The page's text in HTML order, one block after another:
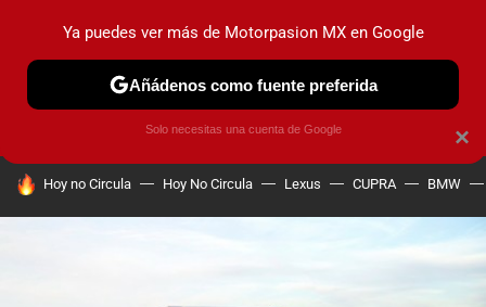
PRUEBAS INDUSTRIA HOY NO CIRCULA
HOY SE HABLA DE
Hoy no Circula Hoy No Circula Lexus CUPRA BMW
×
Ya puedes ver más de Motorpasion MX en Google
Añádenos como fuente preferida
Solo necesitas una cuenta de Google